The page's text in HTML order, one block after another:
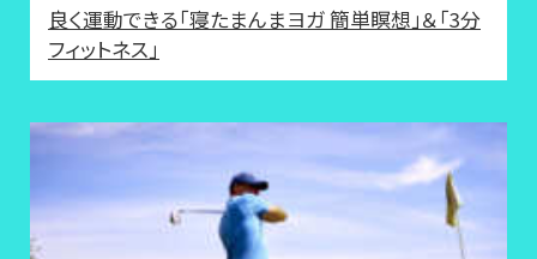
良く運動できる「寝たまんまヨガ 簡単瞑想」＆「3分
フィットネス」